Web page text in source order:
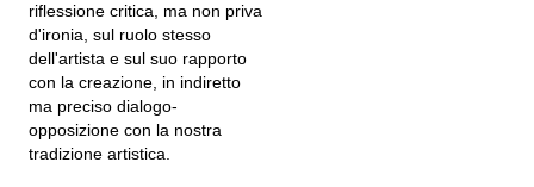
riflessione critica, ma non priva
d'ironia, sul ruolo stesso
dell'artista e sul suo rapporto
con la creazione, in indiretto
ma preciso dialogo-
opposizione con la nostra
tradizione artistica.